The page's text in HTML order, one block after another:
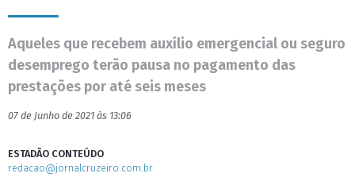
Aqueles que recebem auxílio emergencial ou seguro
desemprego terão pausa no pagamento das
prestações por até seis meses
07 de Junho de 2021 às 13:06
ESTADÃO CONTEÚDO
redacao@jornalcruzeiro.com.br